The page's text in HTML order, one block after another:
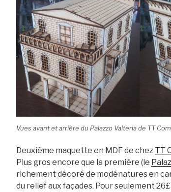
Vues avant et arrière du Palazzo Valteria de TT
Deuxième maquette en MDF de chez TT
Plus gros encore que la première (le
richement décoré de modénatures en
du relief aux façades. Pour seulement